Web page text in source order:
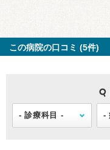
この病院の口コミ (5件)